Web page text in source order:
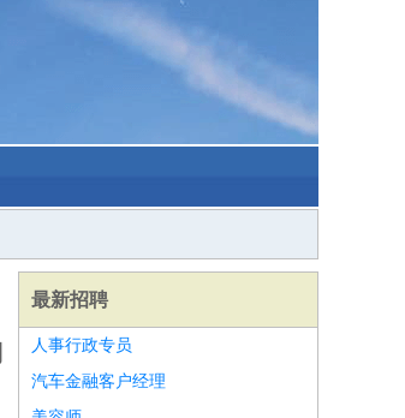
最新招聘
人事行政专员
汽车金融客户经理